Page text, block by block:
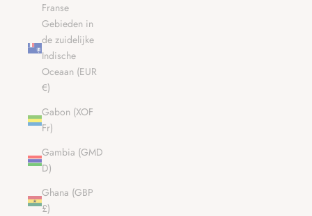
Franse
Gebieden in
de zuidelijke
Indische
Oceaan (EUR
€)
Gabon (XOF
Fr)
Gambia (GMD
D)
Ghana (GBP
£)